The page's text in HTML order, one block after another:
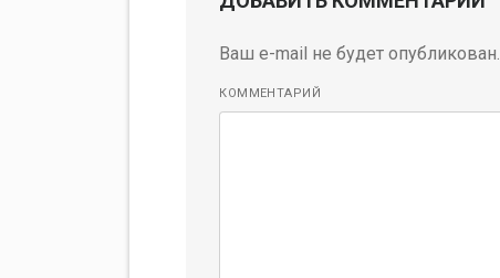
Ваш e-mail не будет опубликован.
КОММЕНТАРИЙ